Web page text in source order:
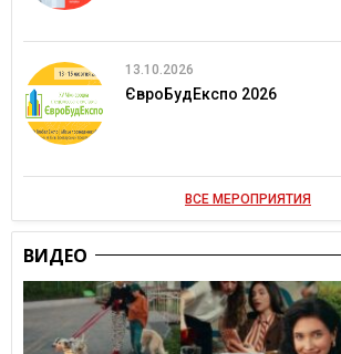
13.10.2026
ЄвроБудЕкспо 2026
ВСЕ МЕРОПРИЯТИЯ
ВИДЕО